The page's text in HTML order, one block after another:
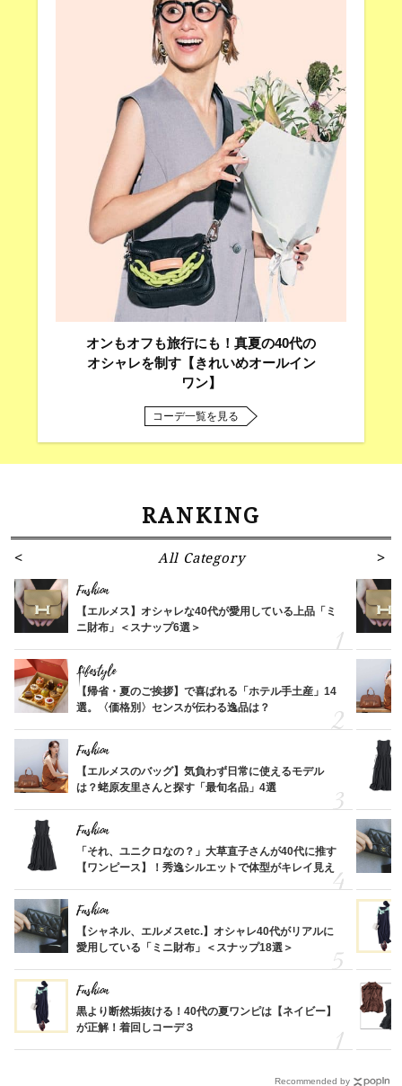
オンもオフも旅行にも！真夏の40代の
オシャレを制す【きれいめオールイン
ワン】
コーデ一覧を見る
RANKING
All Category
Fashion
【エルメス】オシャレな40代が愛用している上品「ミ
ニ財布」＜スナップ6選＞
Lifestyle
【帰省・夏のご挨拶】で喜ばれる「ホテル手土産」14
選。〈価格別〉センスが伝わる逸品は？
Fashion
【エルメスのバッグ】気負わず日常に使えるモデル
は？蛯原友里さんと探す「最旬名品」4選
Fashion
「それ、ユニクロなの？」大草直子さんが40代に推す
【ワンピース】！秀逸シルエットで体型がキレイ見え
Fashion
【シャネル、エルメスetc.】オシャレ40代がリアルに
愛用している「ミニ財布」＜スナップ18選＞
Fashion
黒より断然垢抜ける！40代の夏ワンピは【ネイビー】
が正解！着回しコーデ３
Recommended by